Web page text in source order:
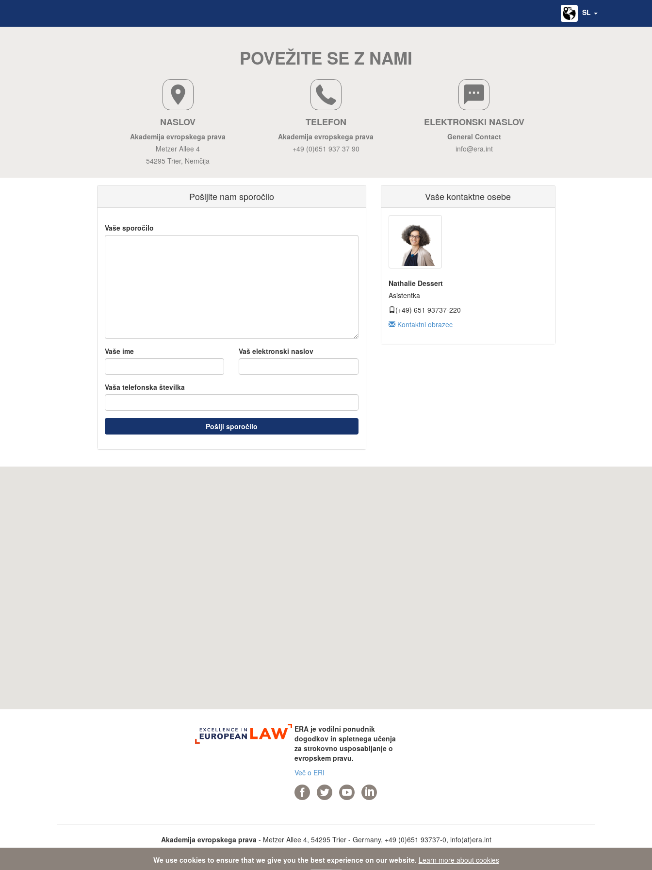
SL
POVEŽITE SE Z NAMI
NASLOV
Akademija evropskega prava
Metzer Allee 4
54295 Trier, Nemčija
TELEFON
Akademija evropskega prava
+49 (0)651 937 37 90
ELEKTRONSKI NASLOV
General Contact
info@era.int
Pošljite nam sporočilo
Vaše sporočilo
Vaše ime Vaš elektronski naslov
Vaša telefonska številka
Pošlji sporočilo
Vaše kontaktne osebe
Nathalie Dessert
Asistentka
(+49) 651 93737-220
Kontaktni obrazec
We use cookies to ensure that we give you the best experience on our website. Learn more about cookies
ERA je vodilni ponudnik
dogodkov in spletnega učenja
za strokovno usposabljanje o
evropskem pravu.
Več o ERI
Akademija evropskega prava - Metzer Allee 4, 54295 Trier - Germany, +49 (0)651 93737-0, info(at)era.int